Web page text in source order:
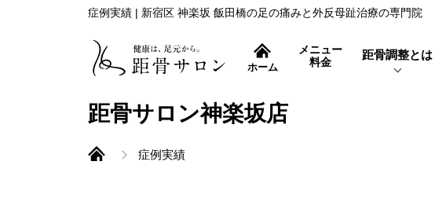
ホーム
メニュー
料金
距骨調整とは
症状別コース
症例実績 | 新宿区 神楽坂 飯田橋の足の痛みと外反母趾治療の専門院
距骨サロン神楽坂店
症例実績